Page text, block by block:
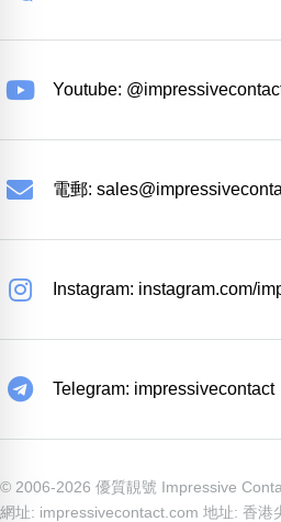
Youtube:
電郵:
Instagram: instagram.com/
Telegram: impressivecontact
© 2006-2026 優質靚號 Impressive
網址: impressivecontact.com 地址: 香港